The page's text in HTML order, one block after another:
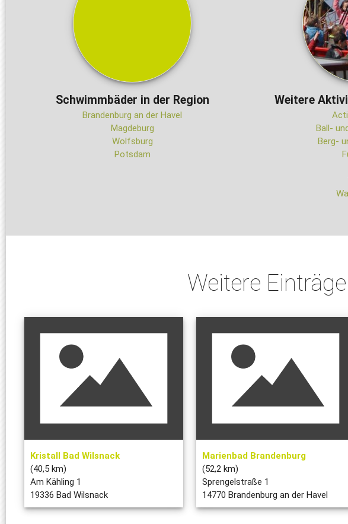
Schwimmbäder in der Region
Brandenburg an der Havel
Magdeburg
Wolfsburg
Potsdam
Weitere
Ball-
Berg-
Weitere
Kristall Bad Wilsnack
(40,5 km)
Am Kähling 1
19336 Bad Wilsnack
Marienbad Brandenburg
(52,2 km)
Sprengelstraße 1
14770 Brandenburg an der Havel